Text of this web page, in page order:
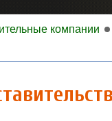
компании